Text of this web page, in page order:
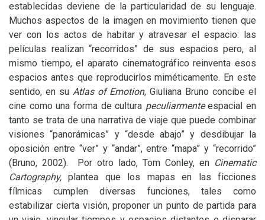
establecidas deviene de la particularidad de su lenguaje.
Muchos aspectos de la imagen en movimiento tienen que
ver con los actos de habitar y atravesar el espacio: las
películas realizan “recorridos” de sus espacios pero, al
mismo tiempo, el aparato cinematográfico reinventa esos
espacios antes que reproducirlos miméticamente. En este
sentido, en su Atlas of Emotion, Giuliana Bruno concibe el
cine como una forma de cultura peculiarmenteespacial en
tanto se trata de una narrativa de viaje que puede combinar
visiones “panorámicas” y “desde abajo” y desdibujar la
oposición entre “ver” y “andar”, entre “mapa” y “recorrido”
(Bruno, 2002). Por otro lado, Tom Conley, en Cinematic
Cartography, plantea que los mapas en las ficciones
fílmicas cumplen diversas funciones, tales como
estabilizar cierta visión, proponer un punto de partida para